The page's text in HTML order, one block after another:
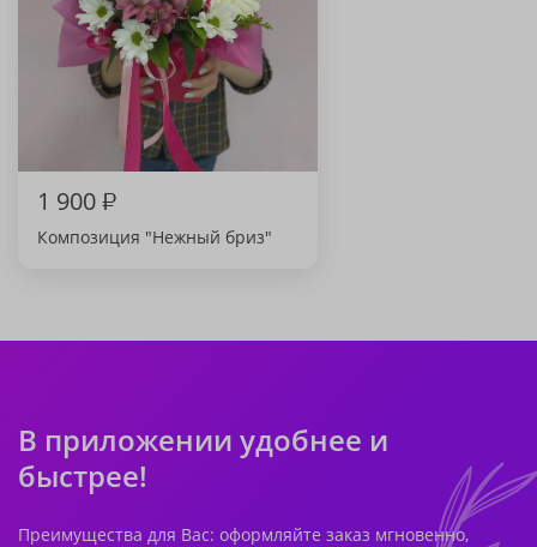
1 900₽
Композиция "Нежный бриз"
В приложении удобнее и
быстрее!
Преимущества для Вас: оформляйте заказ мгновенно,